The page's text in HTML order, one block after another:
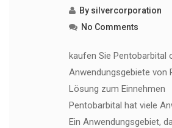
By silvercorporation
No Comments
kaufen Sie Pentobarbital
Anwendungsgebiete von
Lösung zum Einnehmen
Pentobarbital hat viele
Ein Anwendungsgebiet,